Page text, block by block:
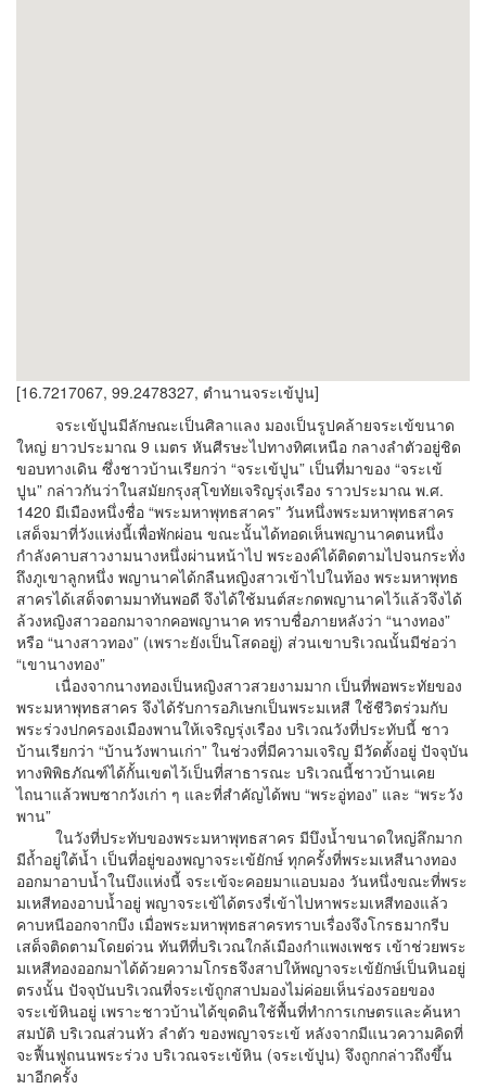
[16.7217067, 99.2478327, ตำนานจระเข้ปูน]
จระเข้ปูนมีลักษณะเป็นศิลาแลง มองเป็นรูปคล้ายจระเข้ขนาด
ใหญ่ ยาวประมาณ 9 เมตร หันศีรษะไปทางทิศเหนือ กลางลำตัวอยู่ชิด
ขอบทางเดิน ซึ่งชาวบ้านเรียกว่า “จระเข้ปูน” เป็นที่มาของ “จระเข้
ปูน” กล่าวกันว่าในสมัยกรุงสุโขทัยเจริญรุ่งเรือง ราวประมาณ พ.ศ.
1420 มีเมืองหนึ่งชื่อ “พระมหาพุทธสาคร” วันหนึ่งพระมหาพุทธสาคร
เสด็จมาที่วังแห่งนี้เพื่อพักผ่อน ขณะนั้นได้ทอดเห็นพญานาคตนหนึ่ง
กำลังคาบสาวงามนางหนึ่งผ่านหน้าไป พระองค์ได้ติดตามไปจนกระทั่ง
ถึงภูเขาลูกหนึ่ง พญานาคได้กลืนหญิงสาวเข้าไปในท้อง พระมหาพุทธ
สาครได้เสด็จตามมาทันพอดี จึงได้ใช้มนต์สะกดพญานาคไว้แล้วจึงได้
ล้วงหญิงสาวออกมาจากคอพญานาค ทราบชื่อภายหลังว่า “นางทอง”
หรือ “นางสาวทอง” (เพราะยังเป็นโสดอยู่) ส่วนเขาบริเวณนั้นมีช่อว่า
“เขานางทอง”
เนื่องจากนางทองเป็นหญิงสาวสวยงามมาก เป็นที่พอพระทัยของ
พระมหาพุทธสาคร จึงได้รับการอภิเษกเป็นพระมเหสี ใช้ชีวิตร่วมกับ
พระร่วงปกครองเมืองพานให้เจริญรุ่งเรือง บริเวณวังที่ประทับนี้ ชาว
บ้านเรียกว่า “บ้านวังพานเก่า” ในช่วงที่มีความเจริญ มีวัดตั้งอยู่ ปัจจุบัน
ทางพิพิธภัณฑ์ได้กั้นเขตไว้เป็นที่สาธารณะ บริเวณนี้ชาวบ้านเคย
ไถนาแล้วพบซากวังเก่า ๆ และที่สำคัญได้พบ “พระอู่ทอง” และ “พระวัง
พาน”
ในวังที่ประทับของพระมหาพุทธสาคร มีบึงน้ำขนาดใหญ่ลึกมาก
มีถ้ำอยู่ใต้น้ำ เป็นที่อยู่ของพญาจระเข้ยักษ์ ทุกครั้งที่พระมเหสีนางทอง
ออกมาอาบน้ำในบึงแห่งนี้ จระเข้จะคอยมาแอบมอง วันหนึ่งขณะที่พระ
มเหสีทองอาบน้ำอยู่ พญาจระเข้ได้ตรงรี่เข้าไปหาพระมเหสีทองแล้ว
คาบหนีออกจากบึง เมื่อพระมหาพุทธสาครทราบเรื่องจึงโกรธมากรีบ
เสด็จติดตามโดยด่วน ทันทีที่บริเวณใกล้เมืองกำแพงเพชร เข้าช่วยพระ
มเหสีทองออกมาได้ด้วยความโกรธจึงสาปให้พญาจระเข้ยักษ์เป็นหินอยู่
ตรงนั้น ปัจจุบันบริเวณที่จระเข้ถูกสาปมองไม่ค่อยเห็นร่องรอยของ
จระเข้หินอยู่ เพราะชาวบ้านได้ขุดดินใช้พื้นที่ทำการเกษตรและค้นหา
สมบัติ บริเวณส่วนหัว ลำตัว ของพญาจระเข้ หลังจากมีแนวความคิดที่
จะฟื้นฟูถนนพระร่วง บริเวณจระเข้หิน (จระเข้ปูน) จึงถูกกล่าวถึงขึ้น
มาอีกครั้ง